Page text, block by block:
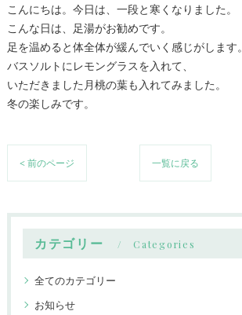
こんにちは。今日は、一段と寒くなりました。
こんな日は、足湯がお勧めです。
足を温めると体全体が緩んでいく感じがします。
バスソルトにレモングラスを入れて、
いただきました月桃の葉も入れてみました。
冬の楽しみです。
< 前のページ 一覧に戻る
カテゴリー Categories
全てのカテゴリー
お知らせ